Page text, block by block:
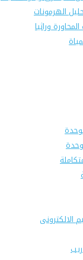
الهرمونات
وراثيا
الالكترونى